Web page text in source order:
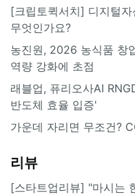
[크립토퀵서치] 디지털자
무엇인가요?
농진원, 2026 농식품 창
역량 강화에 초점
래블업, 퓨리오사AI
반도체 효율 입증'
가운데 자리면 무조건?
리뷰
[스타트업리뷰] "마시는